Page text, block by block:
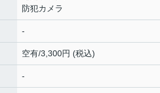
防犯カメラ
-
空有/3,300円 (税込)
-